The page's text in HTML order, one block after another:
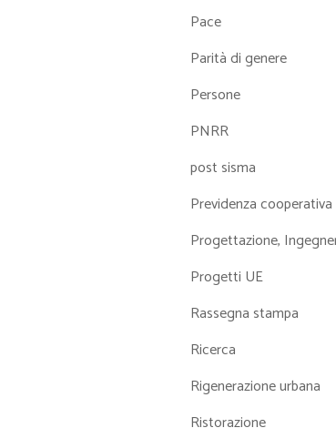
Pace
Parità di genere
Persone
PNRR
post sisma
Previdenza cooperativa
Progettazione,
Progetti UE
Rassegna stampa
Ricerca
Rigenerazione urbana
Ristorazione